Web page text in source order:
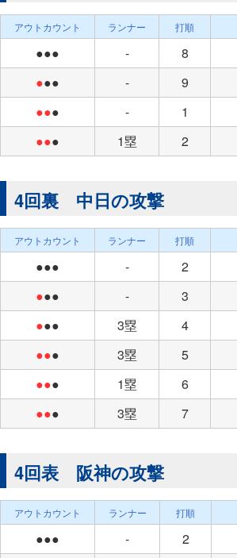
アウトカウント ランナー 打順
●●● - 8
●●● - 9
●●● - 1
●●● 1塁 2
4回裏 中日の攻撃
アウトカウント ランナー 打順
●●● - 2
●●● - 3
●●● 3塁 4
●●● 3塁 5
●●● 1塁 6
●●● 3塁 7
4回表 阪神の攻撃
アウトカウント ランナー 打順
●●● - 2